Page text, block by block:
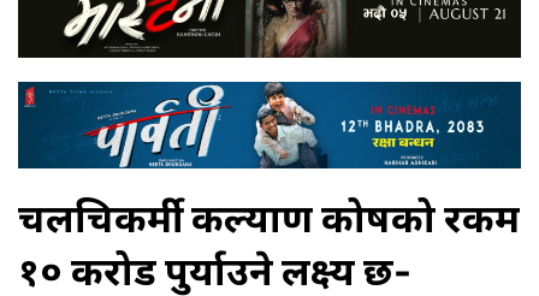
चलचित्रकर्मी कल्याण कोषको रकम
१० करोड पुर्याउने लक्ष्य छ-